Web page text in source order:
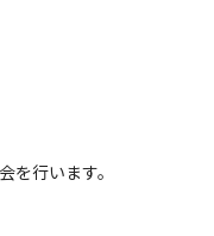
を行います。